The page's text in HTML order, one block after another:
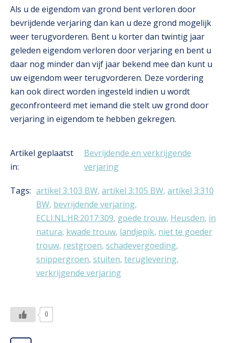
Als u de eigendom van grond bent verloren door
bevrijdende verjaring dan kan u deze grond mogelijk
weer terugvorderen. Bent u korter dan twintig jaar
geleden eigendom verloren door verjaring en bent u
daar nog minder dan vijf jaar bekend mee dan kunt u
uw eigendom weer terugvorderen. Deze vordering
kan ook direct worden ingesteld indien u wordt
geconfronteerd met iemand die stelt uw grond door
verjaring in eigendom te hebben gekregen.
Artikel geplaatst
in:
Bevrijdende en verkrijgende
verjaring
Tags: artikel 3:103 BW, artikel 3:105 BW, artikel 3:310
BW, bevrijdende verjaring,
ECLI:NL:HR:2017:309, goede trouw, Heusden, in
natura, kwade trouw, landjepik, niet te goeder
trouw, restgroen, schadevergoeding,
snippergroen, stuiten, teruglevering,
verkrijgende verjaring
0